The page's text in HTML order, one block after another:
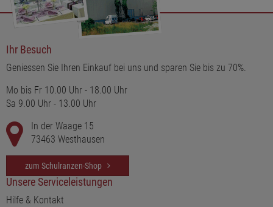
Ihr Besuch
Geniessen Sie Ihren Einkauf bei uns und sparen Sie bis zu 70%.
Mo bis Fr 10.00 Uhr - 18.00 Uhr
Sa 9.00 Uhr - 13.00 Uhr
In der Waage 15
73463 Westhausen
zum Schulranzen-Shop
Unsere Serviceleistungen
Hilfe & Kontakt